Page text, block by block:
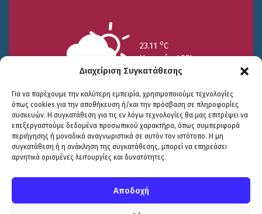
Διαχείριση Συγκατάθεσης
Για να παρέχουμε την καλύτερη εμπειρία, χρησιμοποιούμε τεχνολογίες
όπως cookies για την αποθήκευση ή/και την πρόσβαση σε πληροφορίες
συσκευών. Η συγκατάθεση για τις εν λόγω τεχνολογίες θα μας επιτρέψει να
επεξεργαστούμε δεδομένα προσωπικού χαρακτήρα, όπως συμπεριφορά
περιήγησης ή μοναδικά αναγνωριστικά σε αυτόν τον ιστότοπο. Η μη
συγκατάθεση ή η ανάκληση της συγκατάθεσης, μπορεί να επηρεάσει
αρνητικά ορισμένες λειτουργίες και δυνατότητες.
Αποδοχή
23.11 oC
Υγρασία 49%
25/7
15.73 oC
26/7
17.99oC
27/7
20.94oC
© COPYRIGHT ΔΗΜΟΣ ΣΟΥΛΙΟΥ 2026
ΕΓΚΡΙΤΟΣ GROUP